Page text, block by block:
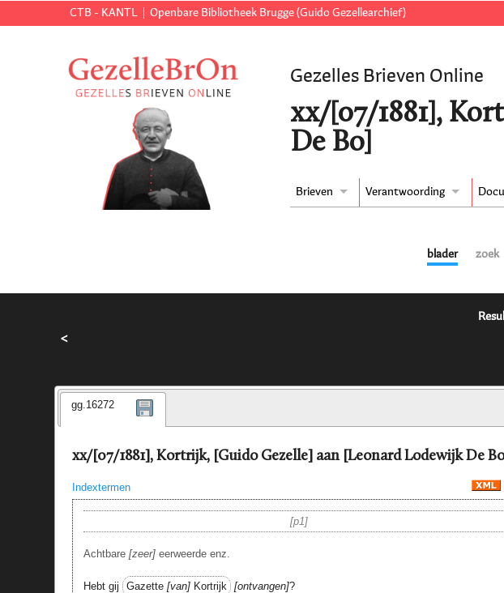
CTB - KANTL Openbare Bibliotheek Brugge (Guido Gezellearchief)
Gezelles Brieven Online
xx/[07/1881],
De Bo]
Brieven Verantwoording
blader zoek
<
gg.16272
xx/[07/1881], Kortrijk, [Guido Gezelle] aan [Leonard Lodewijk De
Indextermen
p1
Achtbare zeer eerweerde enz.
Hebt gij Gazette van Kortrijk ontvangen ?